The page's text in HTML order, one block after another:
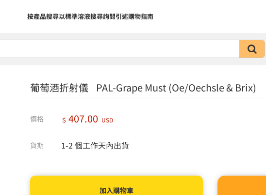
按產品搜尋以標準溶液搜尋詢問引述購物指南
葡萄酒折射儀 PAL-Grape Must (Oe/Oechsle & Brix)
價格 ＄ 407.00 USD
貨期 1-2 個工作天內出貨